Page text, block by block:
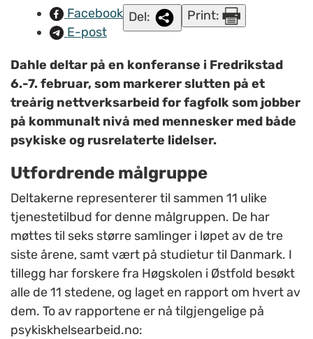
som foregår 6.-7. februar. FOTO: Roald Lund Fleiner/NAPHA.
Facebook
E-post
Del: Print:
Dahle deltar på en konferanse i Fredrikstad
6.-7. februar, som markerer slutten på et
treårig nettverksarbeid for fagfolk som jobber
på kommunalt nivå med mennesker med både
psykiske og rusrelaterte lidelser.
Utfordrende målgruppe
Deltakerne representerer til sammen 11 ulike
tjenestetilbud for denne målgruppen. De har
møttes til seks større samlinger i løpet av de tre
siste årene, samt vært på studietur til Danmark. I
tillegg har forskere fra Høgskolen i Østfold besøkt
alle de 11 stedene, og laget en rapport om hvert av
dem. To av rapportene er nå tilgjengelige på
psykiskhelsearbeid.no: